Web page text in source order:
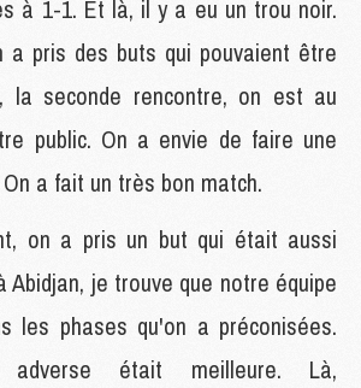
à 1-1. Et là, il y a eu un trou noir.
a pris des buts qui pouvaient être
la seconde rencontre, on est au
public. On a envie de faire une
a fait un très bon match.
on a pris un but qui était aussi
Abidjan, je trouve que notre équipe
les phases qu'on a préconisées.
adverse était meilleure. Là,